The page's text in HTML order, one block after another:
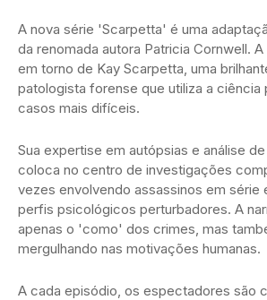
A nova série 'Scarpetta' é uma
da renomada autora Patricia Cornwell.
em torno de Kay Scarpetta, uma
patologista forense que utiliza a ciência
casos mais difíceis.
Sua expertise em autópsias e análise
coloca no centro de investigações
vezes envolvendo assassinos em série
perfis psicológicos perturbadores. A
apenas o 'como' dos crimes, mas
mergulhando nas motivações humanas.
A cada episódio, os espectadores são